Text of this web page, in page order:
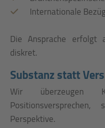
Internationale
Die Ansprache erfolgt
diskret.
Substanz statt
Wir überzeugen
Perspektive.